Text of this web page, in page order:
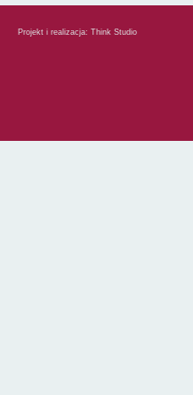
Projekt i realizacja: Think Studio